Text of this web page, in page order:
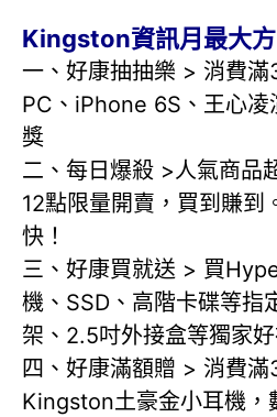
Kingston資訊月最大
一、好康抽抽樂 > 消費
PC、iPhone 6S、王心凌
獎
二、每日爆殺 >人氣商品
12點限量開賣，買到賺到
快！
三、好康買就送 > 買
機、SSD、高階卡碟等指
架、2.5吋外接盒等獨家
四、好康滿額贈 > 消費
Kingston土豪金小耳機，